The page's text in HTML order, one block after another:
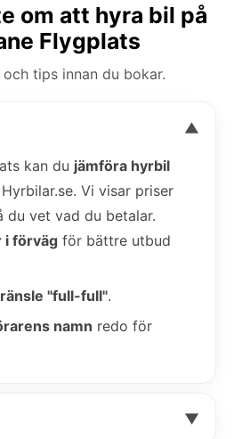
om att hyra bil på
Flygplats
tips innan du bokar.
▼
kan du jämföra hyrbil
Vi visar priser
vet vad du betalar.
i förväg för bättre utbud
"full-full".
namn redo för
▼